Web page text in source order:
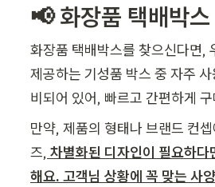
📢 화장품 택배박
화장품 택배박스를 찾으신다면,
제공하는 기성품 박스 중 자주
비되어 있어, 빠르고 간편하게
만약, 제품의 형태나 브랜드 컨
즈, 차별화된 디자인이 필요하다
해요. 고객님 상황에 꼭 맞는 사